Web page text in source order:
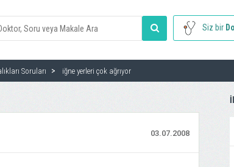
Siz bir
Soruları iğne yerleri çok ağrıyor
03.07.2008